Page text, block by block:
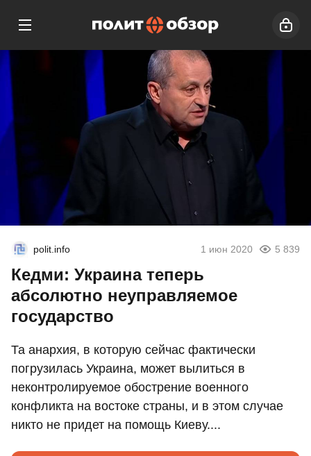
polit.info 1 июн 2020 5 839
Кедми: Украина теперь
абсолютно неуправляемое
государство
Та анархия, в которую сейчас фактически
погрузилась Украина, может вылиться в
неконтролируемое обострение военного
конфликта на востоке страны, и в этом случае
никто не придет на помощь Киеву....